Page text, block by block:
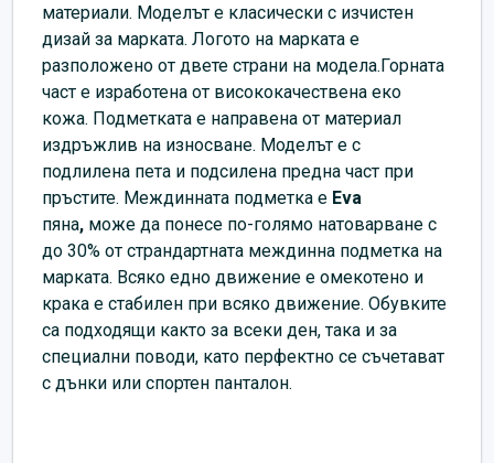
материали. Моделът е класически с изчистен
дизай за марката. Логото на марката е
разположено от двете страни на модела.Горната
част е изработена от висококачествена еко
кожа. Подметката е направена от материал
издръжлив на износване. Моделът е с
подлилена пета и подсилена предна част при
пръстите. Междинната подметка е Eva
пяна, може да понесе по-голямо натоварване с
до 30% от страндартната междинна подметка на
марката. Всяко едно движение е омекотено и
крака е стабилен при всяко движение. Обувките
са подходящи както за всеки ден, така и за
специални поводи, като перфектно се съчетават
с дънки или спортен панталон.